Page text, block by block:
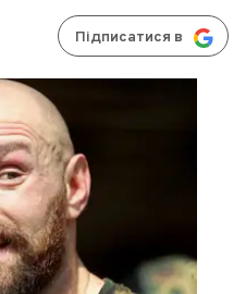
Підписатися в